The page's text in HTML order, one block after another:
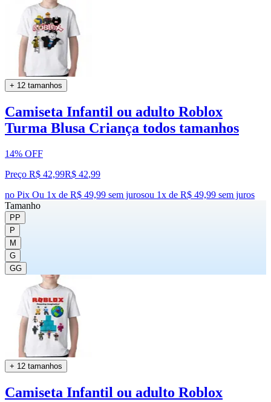
+ 12 tamanhos
Camiseta Infantil ou adulto Roblox
Turma Blusa Criança todos tamanhos
14% OFF
Preço R$ 42,99R$ 42,99
no Pix Ou 1x de R$ 49,99 sem jurosou 1x de R$ 49,99 sem juros
Tamanho
PP
P
M
G
GG
+ 12 tamanhos
Camiseta Infantil ou adulto Roblox